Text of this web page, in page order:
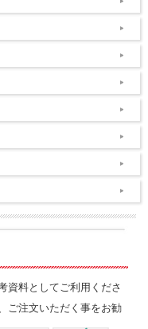
資料としてご利用くださ
ご注文いただく事をお勧